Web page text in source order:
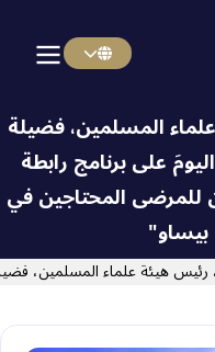
المسلمين، فضيلة
على برنامج ⁧‫رابطة
للمرضى المحتاجين في
بيساو"
رئيس هيئة علماء المسلمين،